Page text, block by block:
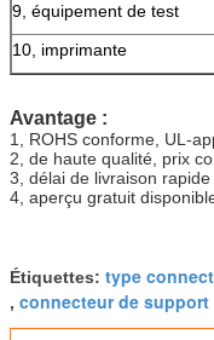
9, équipement de test
10, imprimante
Avantage :
1, ROHS conforme, UL-
2, de haute qualité, prix
3, délai de livraison rapide
4, aperçu gratuit
Étiquettes: type
, connecteur de support